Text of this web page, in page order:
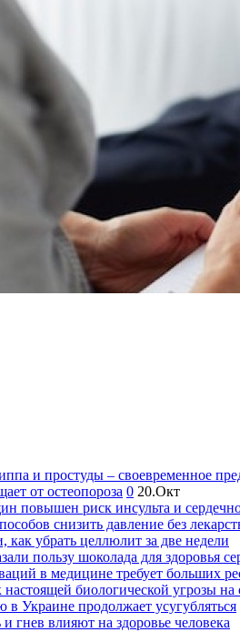
и простуды – своевременное
от остеопороза 0 20.Окт
повышен риск инсульта и
снизить давление без
как убрать целлюлит за две недели
пользу шоколада для здоровья
в медицине требует больших
настоящей биологической угрозы
в Украине продолжает усугубляться
гнев влияют на здоровье человека